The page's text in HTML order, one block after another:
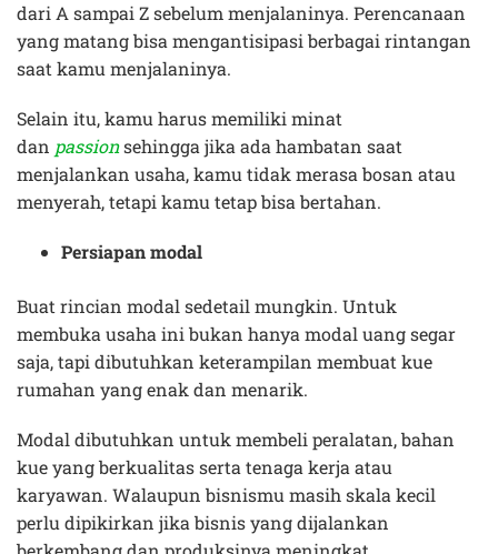
dari A sampai Z sebelum menjalaninya. Perencanaan
yang matang bisa mengantisipasi berbagai rintangan
saat kamu menjalaninya.
Selain itu, kamu harus memiliki minat
dan passionsehingga jika ada hambatan saat
menjalankan usaha, kamu tidak merasa bosan atau
menyerah, tetapi kamu tetap bisa bertahan.
Persiapan modal
Buat rincian modal sedetail mungkin. Untuk
membuka usaha ini bukan hanya modal uang segar
saja, tapi dibutuhkan keterampilan membuat kue
rumahan yang enak dan menarik.
Modal dibutuhkan untuk membeli peralatan, bahan
kue yang berkualitas serta tenaga kerja atau
karyawan. Walaupun bisnismu masih skala kecil
perlu dipikirkan jika bisnis yang dijalankan